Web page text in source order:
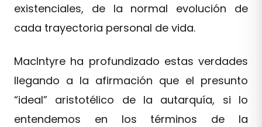
existenciales, de la normal evolución de
cada trayectoria personal de vida.
MacIntyre ha profundizado estas verdades
llegando a la afirmación que el presunto
“ideal” aristotélico de la autarquía, si lo
entendemos en los términos de la